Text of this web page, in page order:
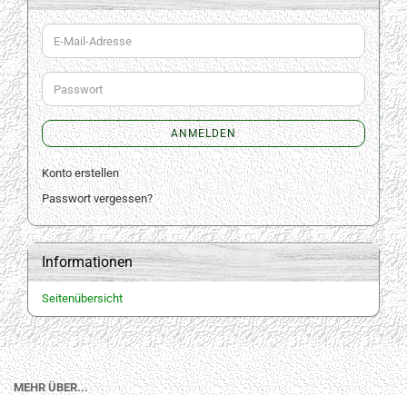
E-
Mail-
Adresse
Passwort
ANMELDEN
Konto erstellen
Passwort vergessen?
Informationen
Seitenübersicht
MEHR ÜBER...